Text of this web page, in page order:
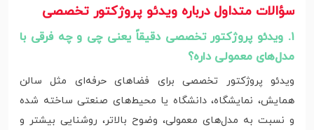
سؤالات متداول درباره ویدئو پروژکتور تخصصی
۱. ویدئو پروژکتور تخصصی دقیقاً یعنی چی و چه فرقی با
مدل‌های معمولی داره؟
ویدئو پروژکتور تخصصی برای فضاهای حرفه‌ای مثل سالن
همایش، نمایشگاه، دانشگاه یا محیط‌های صنعتی ساخته شده
و نسبت به مدل‌های معمولی، وضوح بالاتر، روشنایی بیشتر و